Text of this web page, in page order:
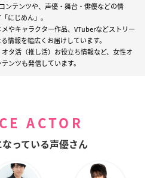
ンテンツや、声優・舞台・俳優などの情
にじめん」。
やキャラクター作品、VTuberなどストリー
情報を幅広くお届けしています。
タ活（推し活）お役立ち情報など、女性オ
ンツも発信しています。
ACTOR
っている声優さん